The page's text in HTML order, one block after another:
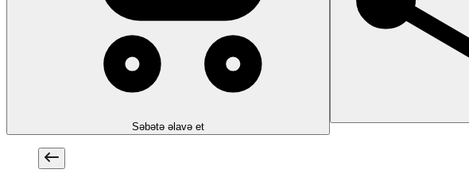
Səbətə əlavə et